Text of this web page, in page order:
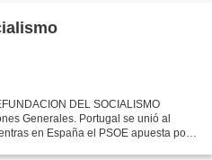
DEL SOCIALISMO
Generales. Portugal se unió al
en España el PSOE apuesta por